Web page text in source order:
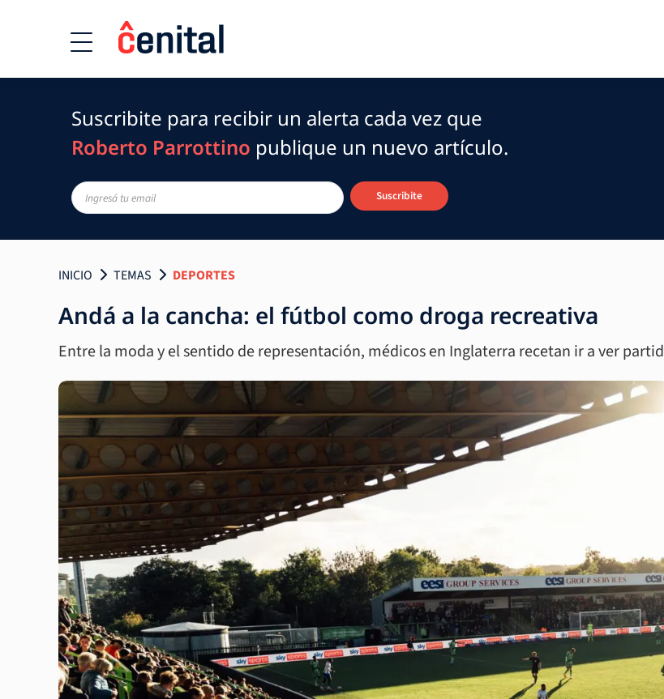
Suscribite para recibir un alerta cada vez que
Roberto Parrottino publique un nuevo artículo.
Suscribite
INICIO TEMAS DEPORTES
Andá a la cancha: el fútbol como droga recreativa
Entre la moda y el sentido de representación, médicos en Inglaterra recetan ir a ver